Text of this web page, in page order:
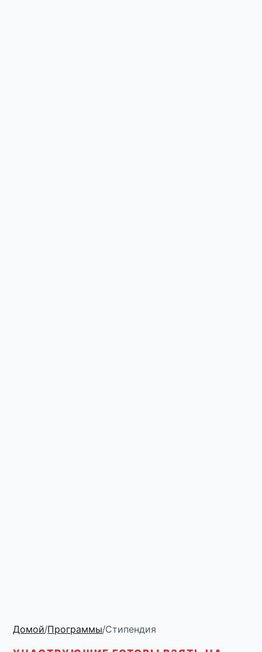
Домой/Программы/Стипендия